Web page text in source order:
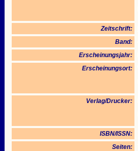
Zeitschrift:
Band:
Erscheinungsjahr:
Erscheinungsort:
Verlag/Drucker:
ISBN/ISSN:
Seiten: